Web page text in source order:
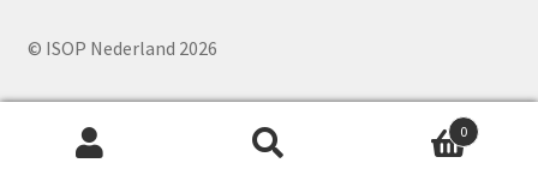
© ISOP Nederland 2026
0